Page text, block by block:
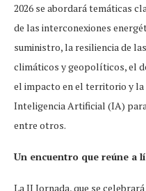
2026 se abordará temáticas
de las interconexiones
suministro, la resiliencia de
climáticos y geopolíticos, el
el impacto en el territorio y la
Inteligencia Artificial (IA)
entre otros.
Un encuentro que reúne a
La II Jornada, que se